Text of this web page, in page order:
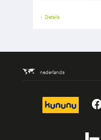
Details
nederlands
kununu